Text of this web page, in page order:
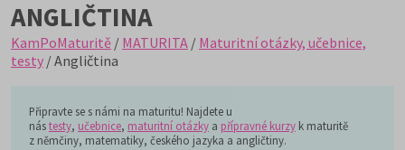
ANGLIČTINA
KamPoMaturitě / MATURITA / Maturitní otázky, učebnice,
testy / Angličtina
Připravte se s námi na maturitu! Najdete u
nástesty, učebnice, maturitní otázky a přípravné kurzy k maturitě
z němčiny, matematiky, českého jazyka a angličtiny.